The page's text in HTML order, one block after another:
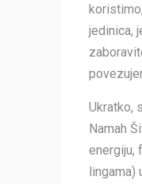
jedinica,
Ukratko,
Namah
energiju,
lingama)